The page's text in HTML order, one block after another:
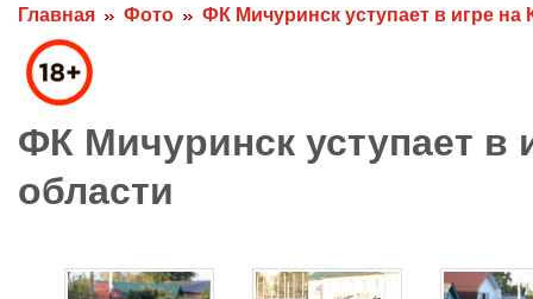
Главная Фото ФК Мичуринск уступает в игре на
ФК Мичуринск уступает в
области